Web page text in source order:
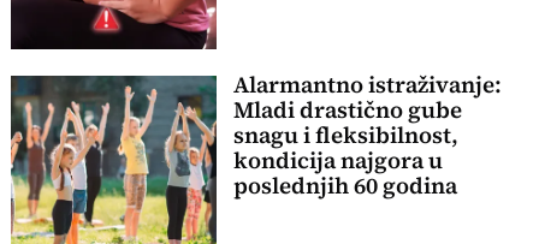
Alarmantno istraživanje:
Mladi drastično gube
snagu i fleksibilnost,
kondicija najgora u
poslednjih 60 godina